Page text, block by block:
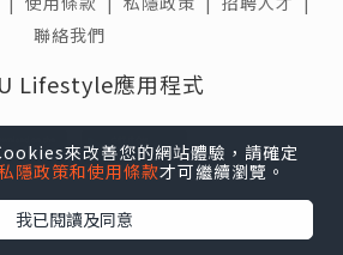
聯絡我們
Lifestyle應用程式
來改善您的網站體驗，請確定
隱政策和使用條款才可繼續瀏覽。
我已閱讀及同意